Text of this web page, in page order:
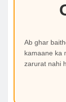
Ab ghar
kamaane ka
zarurat nahi